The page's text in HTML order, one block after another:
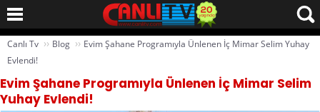
Canlı Tv ›› Blog ›› Evim Şahane Programıyla Ünlenen İç Mimar Selim Yuhay
Evlendi!
Evim Şahane Programıyla Ünlenen İç Mimar Selim
Yuhay Evlendi!